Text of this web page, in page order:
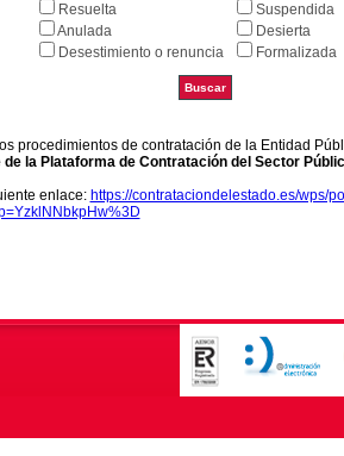
Resuelta
Suspendida
Anulada
Desierta
Desestimiento o renuncia
Formalizada
procedimientos de contratación de la Entidad
la Plataforma de Contratación del Sector
enlace: https://contrataciondelestado.es/wps/